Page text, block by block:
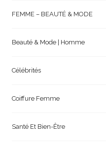
FEMME – BEAUTÉ & MODE
Beauté & Mode | Homme
Célébrités
Coiffure Femme
Santé Et Bien-Être